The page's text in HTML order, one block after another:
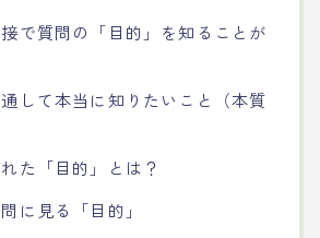
で質問の「目的」を知ることが
して本当に知りたいこと（本質
た「目的」とは？
に見る「目的」